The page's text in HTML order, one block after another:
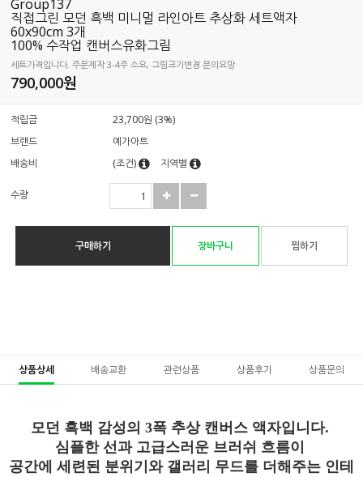
Group137
직접그린 모던 흑백 미니멀 라인아트 추상화 세트액자
60x90cm 3개
100% 수작업 캔버스유화그림
세트가격입니다. 주문제작 3-4주 소요, 그림크기변경 문의요망
790,000원
적립금
23,700원 (3%)
브랜드
예가아트
배송비
(조건) 지역별
수량
구매하기 장바구니 찜하기
상품상세 배송교환 관련상품 상품후기 상품문의
모던 흑백 감성의 3폭 추상 캔버스 액자입니다.
심플한 선과 고급스러운 브러쉬 흐름이
공간에 세련된 분위기와 갤러리 무드를 더해주는 인테